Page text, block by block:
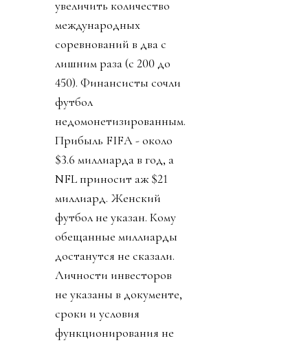
увеличить количество
международных
соревнований в два с
лишним раза (с 200 до
450). Финансисты сочли
футбол
недомонетизированным.
Прибыль FIFA - около
$3.6 миллиарда в год, а
NFL приносит аж $21
миллиард. Женский
футбол не указан. Кому
обещанные миллиарды
достанутся не сказали.
Личности инвесторов
не указаны в документе,
сроки и условия
функционирования не